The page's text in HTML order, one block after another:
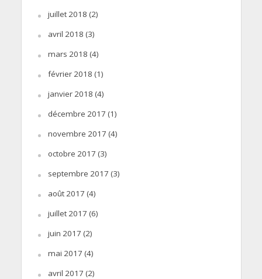
juillet 2018 (2)
avril 2018 (3)
mars 2018 (4)
février 2018 (1)
janvier 2018 (4)
décembre 2017 (1)
novembre 2017 (4)
octobre 2017 (3)
septembre 2017 (3)
août 2017 (4)
juillet 2017 (6)
juin 2017 (2)
mai 2017 (4)
avril 2017 (2)